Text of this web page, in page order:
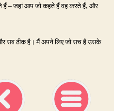
हैं – जहां आप जो कहते हैं वह करते हैं, और
सब ठीक है। मैं अपने लिए जो सच है उसके